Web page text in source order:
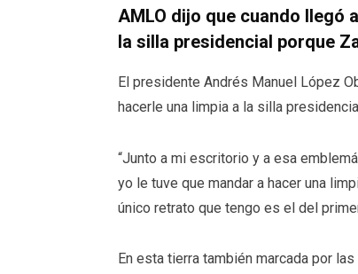
AMLO dijo que cuando llegó
la silla presidencial porque
El presidente Andrés Manuel López
hacerle una limpia a la silla
“Junto a mi escritorio y a esa
yo le tuve que mandar a hacer una
único retrato que tengo es el del
En esta tierra también marcada por